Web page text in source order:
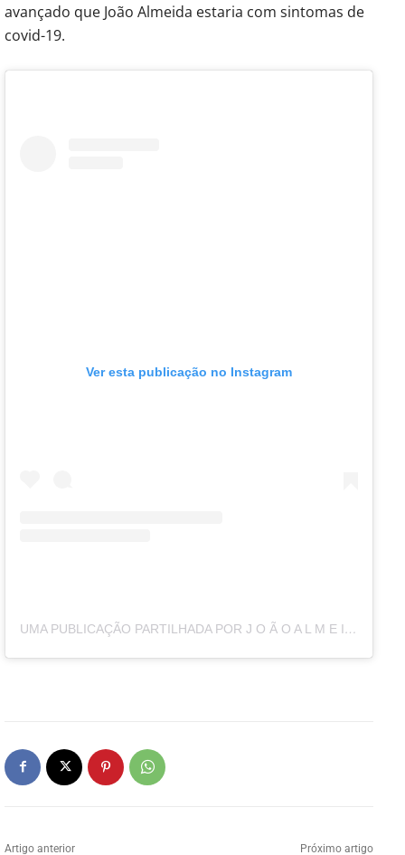
avançado que João Almeida estaria com sintomas de
covid-19.
Ver esta publicação no Instagram
UMA PUBLICAÇÃO PARTILHADA POR J O Ã O A L M E I D A (@JOAO.ALMEIDA.CYCLIST)
Artigo anterior Próximo artigo